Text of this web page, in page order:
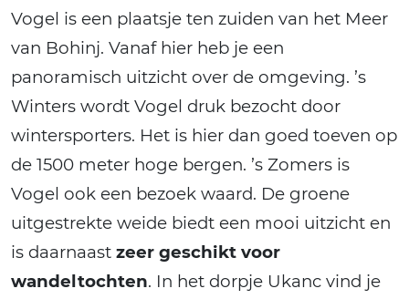
Vogel is een plaatsje ten zuiden van het Meer
van Bohinj. Vanaf hier heb je een
panoramisch uitzicht over de omgeving. ’s
Winters wordt Vogel druk bezocht door
wintersporters. Het is hier dan goed toeven op
de 1500 meter hoge bergen. ’s Zomers is
Vogel ook een bezoek waard. De groene
uitgestrekte weide biedt een mooi uitzicht en
is daarnaast zeer geschikt voor
wandeltochten. In het dorpje Ukanc vind je